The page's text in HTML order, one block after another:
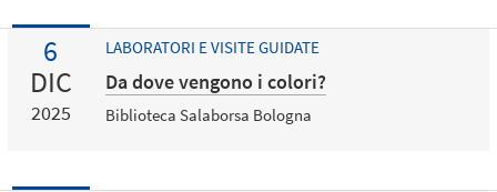
6
DIC
2025
LABORATORI E VISITE GUIDATE
Da dove vengono i colori?
Biblioteca Salaborsa Bologna